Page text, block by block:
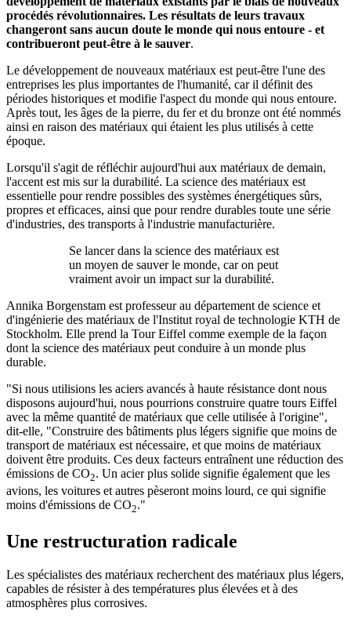
procédés révolutionnaires. Les résultats de leurs travaux
changeront sans aucun doute le monde qui nous entoure - et
contribueront peut-être à le sauver.
Le développement de nouveaux matériaux est peut-être l'une des
entreprises les plus importantes de l'humanité, car il définit des
périodes historiques et modifie l'aspect du monde qui nous entoure.
Après tout, les âges de la pierre, du fer et du bronze ont été nommés
ainsi en raison des matériaux qui étaient les plus utilisés à cette
époque.
Lorsqu'il s'agit de réfléchir aujourd'hui aux matériaux de demain,
l'accent est mis sur la durabilité. La science des matériaux est
essentielle pour rendre possibles des systèmes énergétiques sûrs,
propres et efficaces, ainsi que pour rendre durables toute une série
d'industries, des transports à l'industrie manufacturière.
Se lancer dans la science des matériaux est
un moyen de sauver le monde, car on peut
vraiment avoir un impact sur la durabilité.
Annika Borgenstam est professeur au département de science et
d'ingénierie des matériaux de l'Institut royal de technologie KTH de
Stockholm. Elle prend la Tour Eiffel comme exemple de la façon
dont la science des matériaux peut conduire à un monde plus
durable.
"Si nous utilisions les aciers avancés à haute résistance dont nous
disposons aujourd'hui, nous pourrions construire quatre tours Eiffel
avec la même quantité de matériaux que celle utilisée à l'origine",
dit-elle, "Construire des bâtiments plus légers signifie que moins de
transport de matériaux est nécessaire, et que moins de matériaux
doivent être produits. Ces deux facteurs entraînent une réduction des
émissions de CO2. Un acier plus solide signifie également que les
avions, les voitures et autres pèseront moins lourd, ce qui signifie
moins d'émissions de CO2."
Une restructuration radicale
Les spécialistes des matériaux recherchent des matériaux plus légers,
capables de résister à des températures plus élevées et à des
atmosphères plus corrosives.